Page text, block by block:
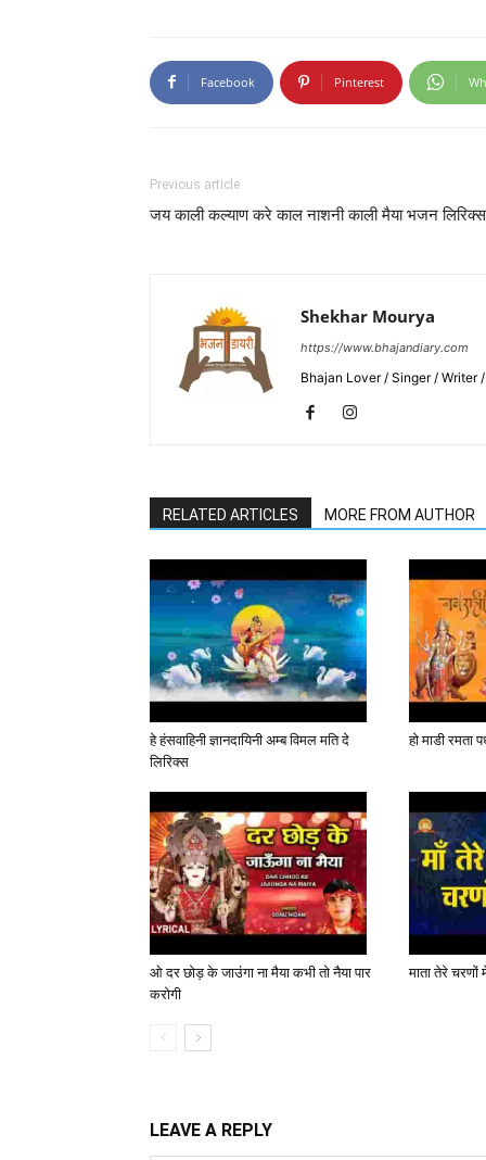
Facebook Pinterest
Previous article
जय काली कल्याण करे काल नाशनी काली मैया भजन लिरिक्स
Shekhar Mourya
https://www.bhajandiary.com
Bhajan Lover / Singer / Writer
RELATED ARTICLES MORE FROM AUTHOR
हे हंसवाहिनी ज्ञानदायिनी अम्ब विमल मति दे
लिरिक्स
हो माडी रमता
ओ दर छोड़ के जाउंगा ना मैया कभी तो नैया पार
करोगी
माता तेरे चरणों
LEAVE A REPLY